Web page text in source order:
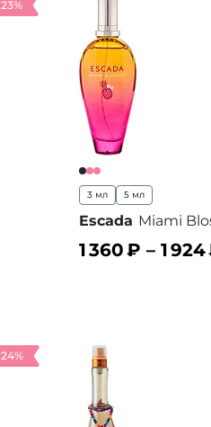
3 мл 5 мл
Escada Miami
1 360₽ – 1 924